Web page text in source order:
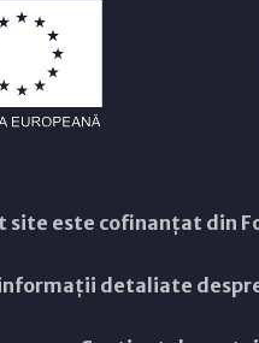
site este cofinanțat din
detaliate